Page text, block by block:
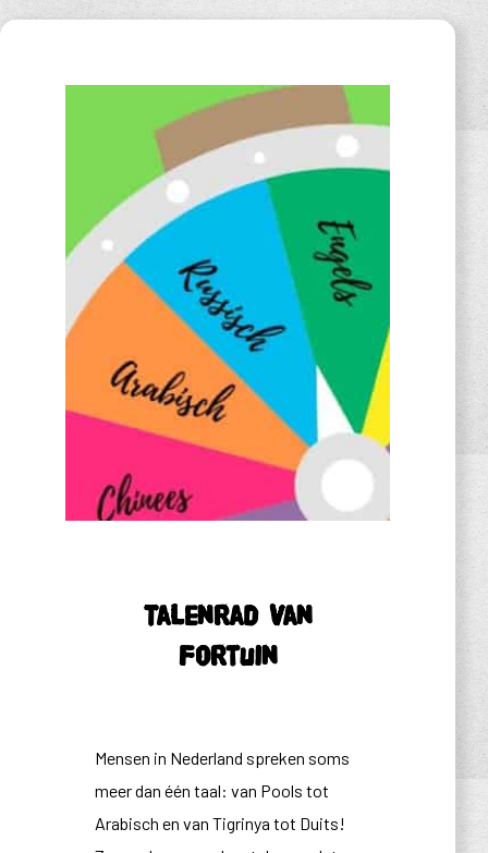
Talenrad van
Fortuin
Mensen in Nederland spreken soms
meer dan één taal: van Pools tot
Arabisch en van Tigrinya tot Duits!